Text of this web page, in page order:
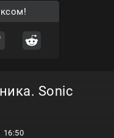
Sonic
16:50